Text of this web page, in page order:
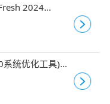
2024
携版
统优化工具)